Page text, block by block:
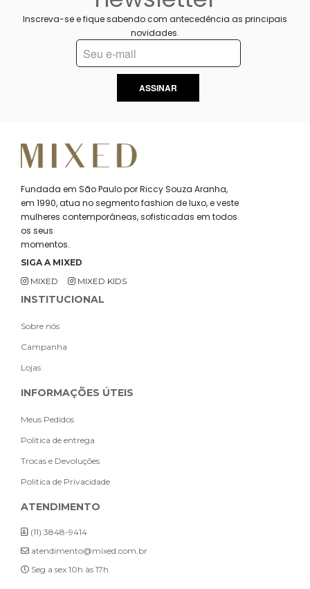
Inscreva-se e fique sabendo com antecedência as principais
novidades.
ASSINAR
Fundada em São Paulo por Riccy Souza Aranha,
em 1990, atua no segmento fashion de luxo, e veste
mulheres contemporâneas, sofisticadas em todos
os seus
momentos.
SIGA A MIXED
MIXED
MIXED KIDS
INSTITUCIONAL
Sobre nós
Campanha
Lojas
INFORMAÇÕES ÚTEIS
Meus Pedidos
Política de entrega
Trocas e Devoluções
Politica de Privacidade
ATENDIMENTO
(11) 3848-9414
atendimento@mixed.com.br
Seg a sex 10h às 17h